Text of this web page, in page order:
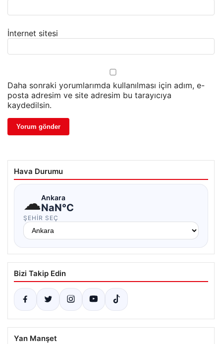
İnternet sitesi
Daha sonraki yorumlarımda kullanılması için adım, e-
posta adresim ve site adresim bu tarayıcıya
kaydedilsin.
Hava Durumu
☁Ankara
NaN°C
ŞEHIR SEÇ
Bizi Takip Edin
Yan Manşet